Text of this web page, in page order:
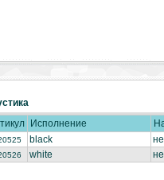
Исполнение
black
white